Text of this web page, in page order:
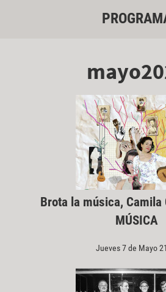
Brota la música, Camila
MÚSICA
Jueves 7 de Mayo